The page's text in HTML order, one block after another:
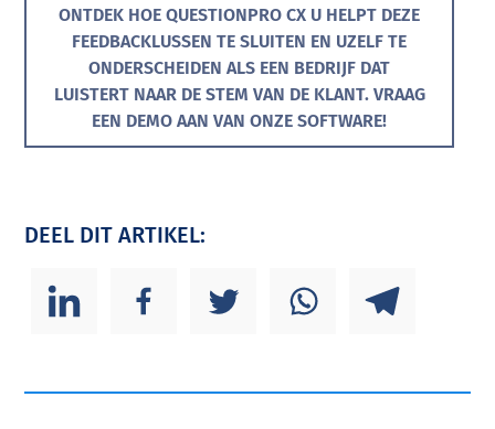
ONTDEK HOE QUESTIONPRO CX U HELPT DEZE
FEEDBACKLUSSEN TE SLUITEN EN UZELF TE
ONDERSCHEIDEN ALS EEN BEDRIJF DAT
LUISTERT NAAR DE STEM VAN DE KLANT. VRAAG
EEN DEMO AAN VAN ONZE SOFTWARE!
DEEL DIT ARTIKEL: